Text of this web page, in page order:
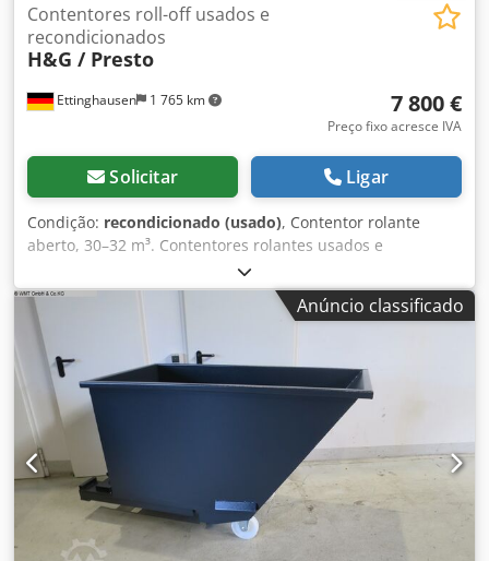
Ettinghausen 1 765 km
Contentores roll-off usados e
recondicionados
H&G / Presto
7 800 €
Preço fixo acresce IVA
Solicitar Ligar
Condição: recondicionado (usado), Contentor rolante
aberto, 30–32 m³. Contentores rolantes usados ​​e
recondicionados com porta, abertura à direita. Cor
conforme pedido do cliente. Prazo de entrega atualmente
cerca de 4 meses. Com novo certificado UVV. Preço a partir
de 7.800 €. O preço mencionado é líquido, acresce 19%
IVA, à saída do armazém. Entrega possível. Csdpfxsgyt Dae
Aagerf
Anúncio classificado